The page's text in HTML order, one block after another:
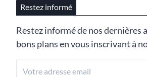
Restez informé
Restez informé de nos dernières
bons plans en vous inscrivant à